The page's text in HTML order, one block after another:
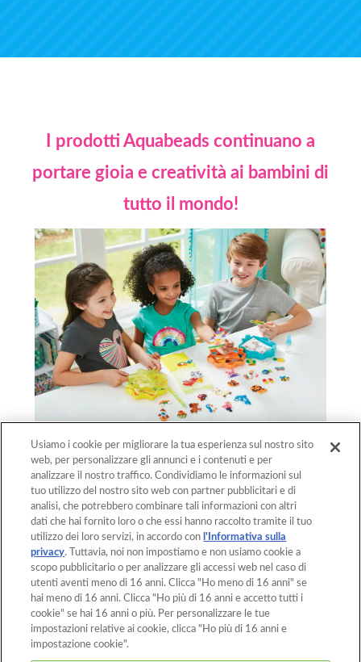
I prodotti Aquabeads continuano a
portare gioia e creatività ai bambini di
tutto il mondo!
Torna Sopra
Prodotti
Creazioni Cos'è Aquabeads?
Usiamo i cookie per migliorare la tua esperienza sul nostro sito
web, per personalizzare gli annunci e i contenuti e per
analizzare il nostro traffico. Condividiamo le informazioni sul
tuo utilizzo del nostro sito web con partner pubblicitari e di
analisi, che potrebbero combinare tali informazioni con altri
dati che hai fornito loro o che essi hanno raccolto tramite il tuo
utilizzo dei loro servizi, in accordo con l'Informativa sulla
privacy. Tuttavia, noi non impostiamo e non usiamo cookie a
scopo pubblicitario o per analizzare gli accessi web nel caso di
utenti aventi meno di 16 anni. Clicca "Ho meno di 16 anni" se
hai meno di 16 anni. Clicca "Ho più di 16 anni e accetto tutti i
cookie" se hai 16 anni o più. Per personalizzare le tue
impostazioni relative ai cookie, clicca "Ho più di 16 anni e
impostazione cookie".